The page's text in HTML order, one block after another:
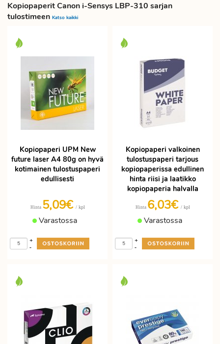
Kopiopaperit Canon i-Sensys LBP-310 sarjan
tulostimeen Katso kaikki
Kopiopaperi UPM New
future laser A4 80g on hyvä
kotimainen tulostuspaperi
edullisesti
Hinta 5,09€ / kpl
Varastossa
-
+
Kopiopaperi valkoinen
tulostuspaperi tarjous
kopiopaperissa edullinen
hinta riisi ja laatikko
kopiopaperia halvalla
Hinta 6,03€ / kpl
Varastossa
-
+